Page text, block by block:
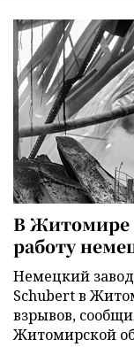
В Житомире
работу
Немецкий
Schubert в
взрывов,
Житомирской